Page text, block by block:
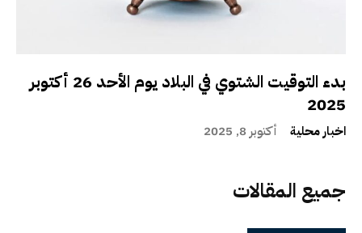
بدء التوقيت الشتوي في البلاد يوم الأحد 26 أكتوبر
2025
اخبار محلية أكتوبر 8, 2025
جميع المقالات